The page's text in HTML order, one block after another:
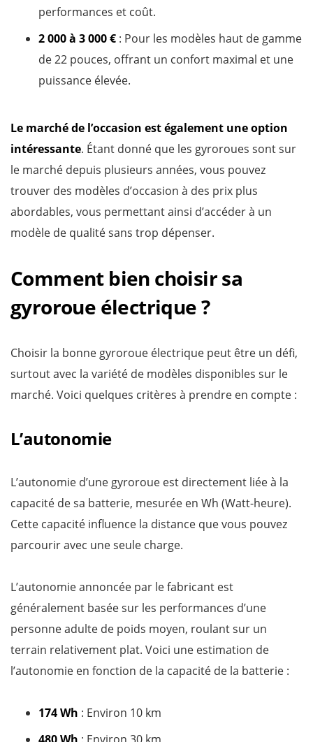
performances et coût.
2 000 à 3 000 € : Pour les modèles haut de gamme
de 22 pouces, offrant un confort maximal et une
puissance élevée.
Le marché de l’occasion est également une option
intéressante. Étant donné que les gyroroues sont sur
le marché depuis plusieurs années, vous pouvez
trouver des modèles d’occasion à des prix plus
abordables, vous permettant ainsi d’accéder à un
modèle de qualité sans trop dépenser.
Comment bien choisir sa
gyroroue électrique ?
Choisir la bonne gyroroue électrique peut être un défi,
surtout avec la variété de modèles disponibles sur le
marché. Voici quelques critères à prendre en compte :
L’autonomie
L’autonomie d’une gyroroue est directement liée à la
capacité de sa batterie, mesurée en Wh (Watt-heure).
Cette capacité influence la distance que vous pouvez
parcourir avec une seule charge.
L’autonomie annoncée par le fabricant est
généralement basée sur les performances d’une
personne adulte de poids moyen, roulant sur un
terrain relativement plat. Voici une estimation de
l’autonomie en fonction de la capacité de la batterie :
174 Wh : Environ 10 km